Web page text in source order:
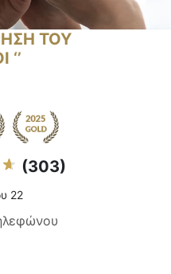
ΤΟΥ
(303)
22